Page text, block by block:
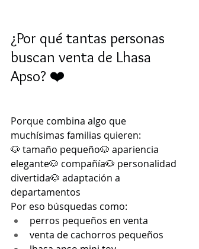
¿Por qué tantas personas
buscan venta de Lhasa
Apso? ❤️
Porque combina algo que
muchísimas familias quieren:
🐶 tamaño pequeño🐶 apariencia
elegante🐶 compañía🐶 personalidad
divertida🐶 adaptación a
departamentos
Por eso búsquedas como:
perros pequeños en venta
venta de cachorros pequeños